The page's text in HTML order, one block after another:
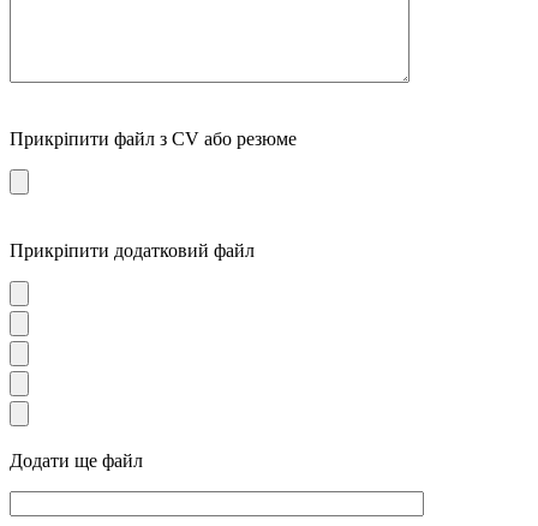
Прикріпити файл з CV або резюме
Прикріпити додатковий файл
Додати ще файл